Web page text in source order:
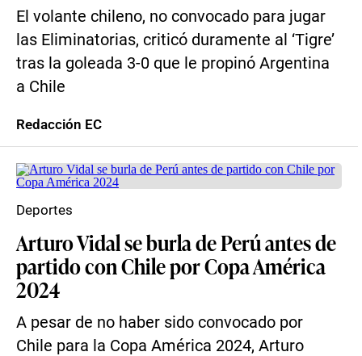
El volante chileno, no convocado para jugar
las Eliminatorias, criticó duramente al ‘Tigre’
tras la goleada 3-0 que le propinó Argentina
a Chile
Redacción EC
Arturo Vidal se burla de Perú antes de
partido con Chile por Copa América
2024
A pesar de no haber sido convocado por
Chile para la Copa América 2024, Arturo
Deportes